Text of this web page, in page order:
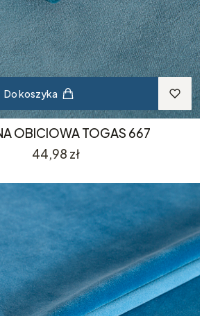
Do koszyka
OBICIOWA TOGAS 667
Cena
44,98 zł